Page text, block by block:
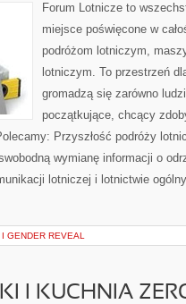
Forum Lotnicze to
miejsce poświęcone w
podróżom lotniczym,
lotniczym. To przestrzeń
gromadzą się zarówno
początkujące, chcący
Przyszłość podróży
wymianę informacji o
lotniczej i lotnictwie
GENDER REVEAL
I KUCHNIA